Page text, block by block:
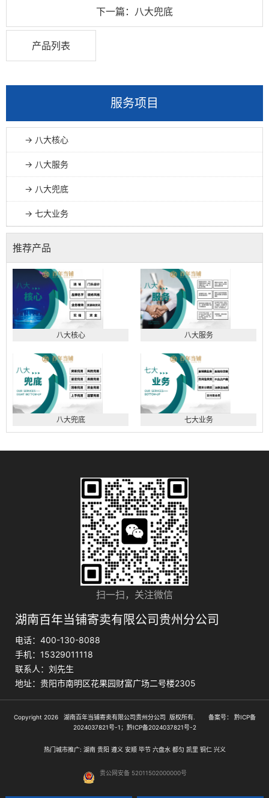
下一篇：八大兜底
产品列表
服务项目
→ 八大核心
→ 八大服务
→ 八大兜底
→ 七大业务
推荐产品
八大核心 八大服务
八大兜底 七大业务
扫一扫，关注微信
湖南百年当铺寄卖有限公司贵州分公司
电话：400-130-8088
手机：15329011118
联系人：刘先生
地址：贵阳市南明区花果园财富广场二号楼2305
Copyright 2026 湖南百年当铺寄卖有限公司贵州分公司 版权所有. 备案号： 黔ICP备
2024037821号-1；黔ICP备2024037821号-2
热门城市推广: 湖南 贵阳 遵义 安顺 毕节 六盘水 都匀 凯里 铜仁 兴义
贵公网安备 52011502000000号